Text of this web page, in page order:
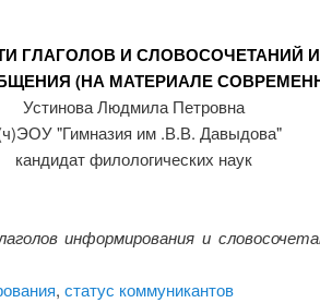
ГЛАГОЛОВ И
(НА МАТЕРИАЛЕ
Устинова Людмила Петровна
"Гимназия им .В.В. Давыдова"
кандидат филологических наук
информирования и
, статус коммуникантов